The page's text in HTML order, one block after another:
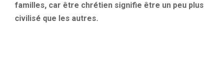
familles, car être chrétien signifie être un peu plus
civilisé que les autres.